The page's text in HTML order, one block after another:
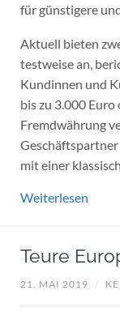
für günstigere
Aktuell bieten
testweise an,
Kundinnen und
bis zu 3.000
Fremdwährung
Geschäftspartner
mit einer
Weiterlesen
Teure
21. MAI 2019 /